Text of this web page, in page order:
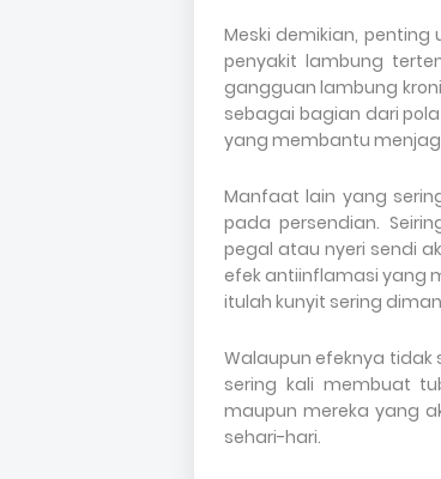
Meski demikian,
penyakit lambung
gangguan lambung
sebagai bagian dari
yang membantu
Manfaat lain yang
pada persendian.
pegal atau nyeri sendi
efek antiinflamasi yang
itulah kunyit sering
Walaupun efeknya
sering kali membuat
maupun mereka yang
sehari-hari.